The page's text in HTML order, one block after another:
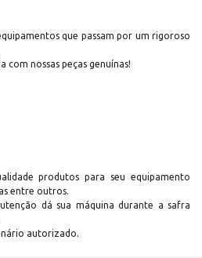
que passam por um rigoroso
com nossas peças genuínas!
produtos para seu equipamento
entre outros.
dá sua máquina durante a safra
autorizado.